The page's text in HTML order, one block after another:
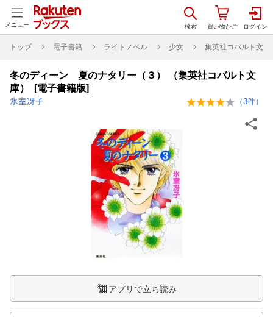
メニュー
トップ 電子書籍 ライトノベル 少女 集英社コバルト文庫
冬のディーン 夏のナタリー（３） （集英社コバルト文
庫） [電子書籍版]
氷室冴子 （3件）
アプリで立ち読み